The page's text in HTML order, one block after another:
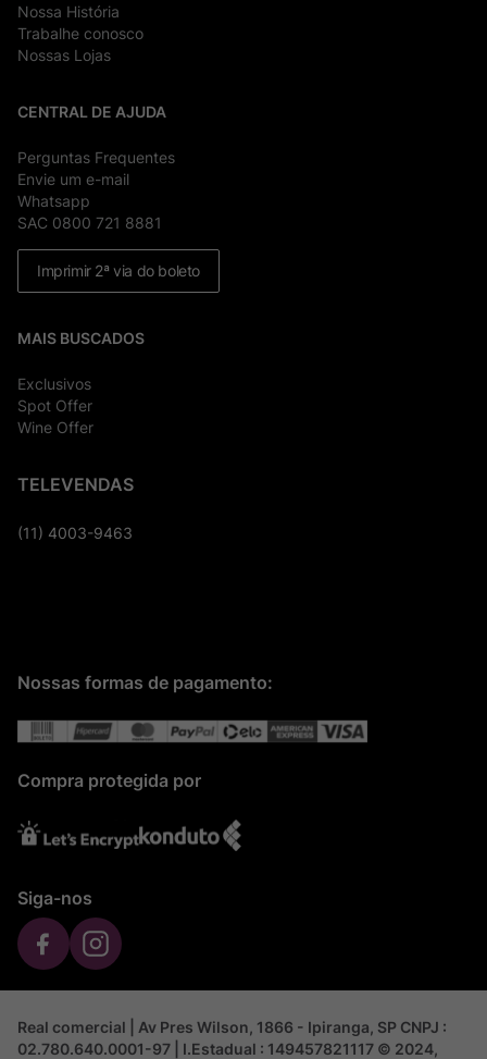
Nossa História
Trabalhe conosco
Nossas Lojas
CENTRAL DE AJUDA
Perguntas Frequentes
Envie um e-mail
Whatsapp
SAC 0800 721 8881
Imprimir 2ª via do boleto
MAIS BUSCADOS
Exclusivos
Spot Offer
Wine Offer
TELEVENDAS
(11) 4003-9463
Nossas formas de pagamento:
Compra protegida por
Siga-nos
Real comercial | Av Pres Wilson, 1866 - Ipiranga, SP CNPJ :
02.780.640.0001-97 | I.Estadual : 149457821117 © 2024,